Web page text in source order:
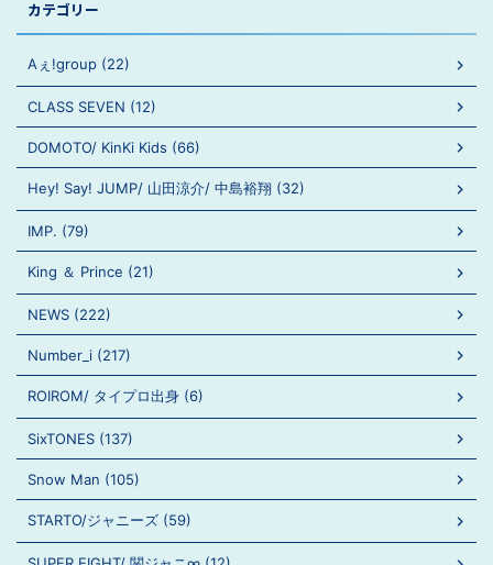
カテゴリー
Aぇ!group (22)
CLASS SEVEN (12)
DOMOTO/ KinKi Kids (66)
Hey! Say! JUMP/ 山田涼介/ 中島裕翔 (32)
IMP. (79)
King ＆ Prince (21)
NEWS (222)
Number_i (217)
ROIROM/ タイプロ出身 (6)
SixTONES (137)
Snow Man (105)
STARTO/ジャニーズ (59)